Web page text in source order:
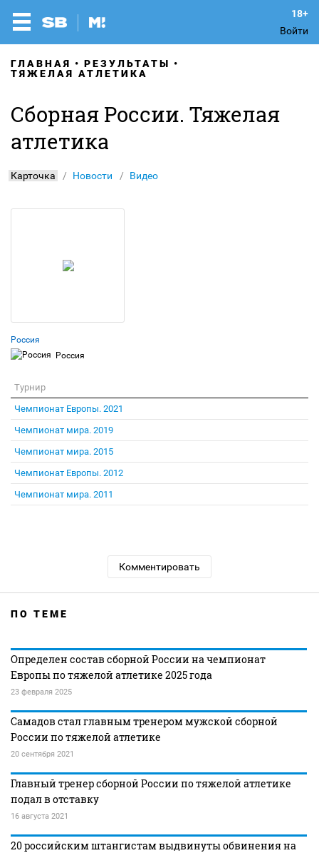
Войти
ГЛАВНАЯ
РЕЗУЛЬТАТЫ
ТЯЖЕЛАЯ АТЛЕТИКА
Сборная России. Тяжелая
атлетика
Карточка Новости Видео
Россия
Россия
Турнир
Чемпионат Европы. 2021
Чемпионат мира. 2019
Чемпионат мира. 2015
Чемпионат Европы. 2012
Чемпионат мира. 2011
Комментировать
ПО ТЕМЕ
Определен состав сборной России на чемпионат
Европы по тяжелой атлетике 2025 года
23 февраля 2025
Самадов стал главным тренером мужской сборной
России по тяжелой атлетике
20 сентября 2021
Главный тренер сборной России по тяжелой атлетике
подал в отставку
16 августа 2021
20 российским штангистам выдвинуты обвинения на